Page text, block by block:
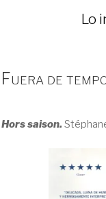
Lo
Fuera de
Hors saison.